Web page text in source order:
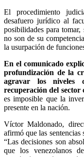
El procedimiento
desafuero jurídico al
posibilidades para
no son de su
la usurpación de
En el comunicado
profundización de la
agravar los niveles
recuperación del sector
es imposible que la
presente en la nación.
Víctor Maldonado,
afirmó que las
“Las decisiones son
que los venezolanos